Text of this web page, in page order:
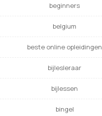
beginners
belgium
beste online opleidingen
bijlesleraar
bijlessen
bingel